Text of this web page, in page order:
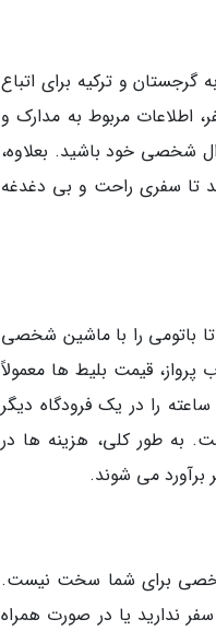
گرجستان و ترکیه برای اتباع
اطلاعات مربوط به مدارک و
شخصی خود باشید. بعلاوه،
تا سفری راحت و بی دغدغه
تا باتومی را با ماشین شخصی
قیمت بلیط ها معمولاً
را در یک فرودگاه دیگر
به طور کلی، هزینه ها در
می شوند.
شخصی برای شما سخت نیست.
ندارید یا در صورت همراه